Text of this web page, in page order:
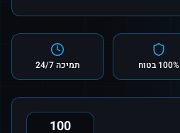
100% בטוח תמיכה 24/7